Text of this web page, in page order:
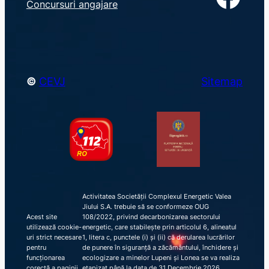
c
Concursuri angajare
© CEVJ Sitemap
Acest site
utilizează cookie-
uri strict necesare
pentru
funcționarea
Activitatea Societății Complexul Energetic Valea
Jiului S.A. trebuie să se conformeze OUG
108/2022, privind decarbonizarea sectorului
energetic, care stabilește prin articolul 6, alineatul
1, litera c, punctele (i) și (ii) că derularea lucrărilor
de punere în siguranță a zăcământului, închidere și
ecologizare a minelor Lupeni și Lonea se va realiza